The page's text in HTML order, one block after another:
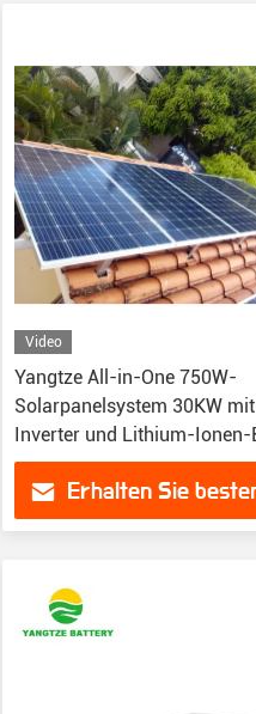
Video
Yangtze All-in-One 750W-
Solarpanelsystem 30KW
Inverter und Lithium-Ionen-
Erhalten Sie